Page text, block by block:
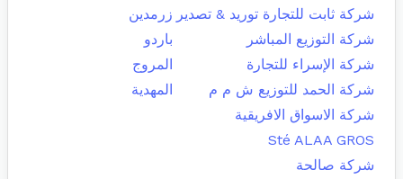
شركة ثابت للتجارة توريد & تصدير زرمدين
شركة التوزيع المباشر
باردو
شركة الإسراء للتجارة
المروج
شركة الحمد للتوزيع ش م م
المهدية
شركة الاسواق الافريقية
Sté ALAA GROS
شركة صالحة